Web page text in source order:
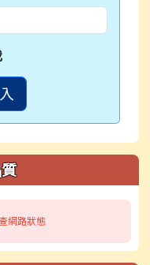
網路狀態